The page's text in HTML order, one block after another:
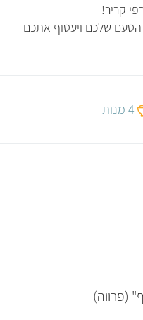
קריר!
שלכם ויעטוף אתכם
4 מנות